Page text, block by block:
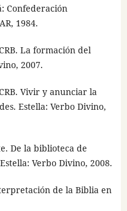
Confederación
1984.
La formación del
2007.
Vivir y anunciar la
Estella: Verbo Divino,
De la biblioteca de
Verbo Divino, 2008.
de la Biblia en